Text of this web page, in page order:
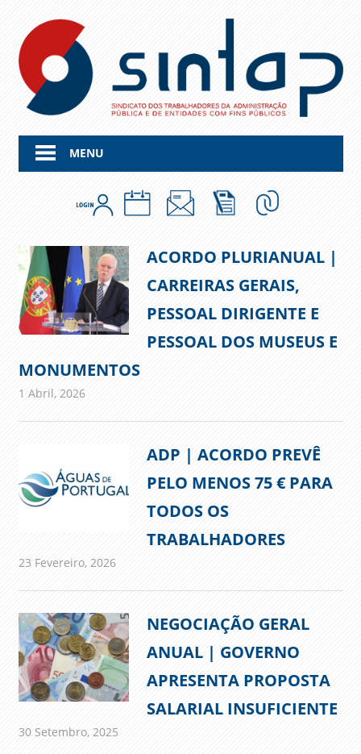
content
MENU
ACORDO PLURIANUAL |
CARREIRAS GERAIS,
PESSOAL DIRIGENTE E
PESSOAL DOS MUSEUS E
MONUMENTOS
1 Abril, 2026admin
Comunicados
ADP | ACORDO PREVÊ
PELO MENOS 75 € PARA
TODOS OS
TRABALHADORES
23 Fevereiro, 2026admin
Comunicados
NEGOCIAÇÃO GERAL
ANUAL | GOVERNO
APRESENTA PROPOSTA
SALARIAL INSUFICIENTE
30 Setembro, 2025